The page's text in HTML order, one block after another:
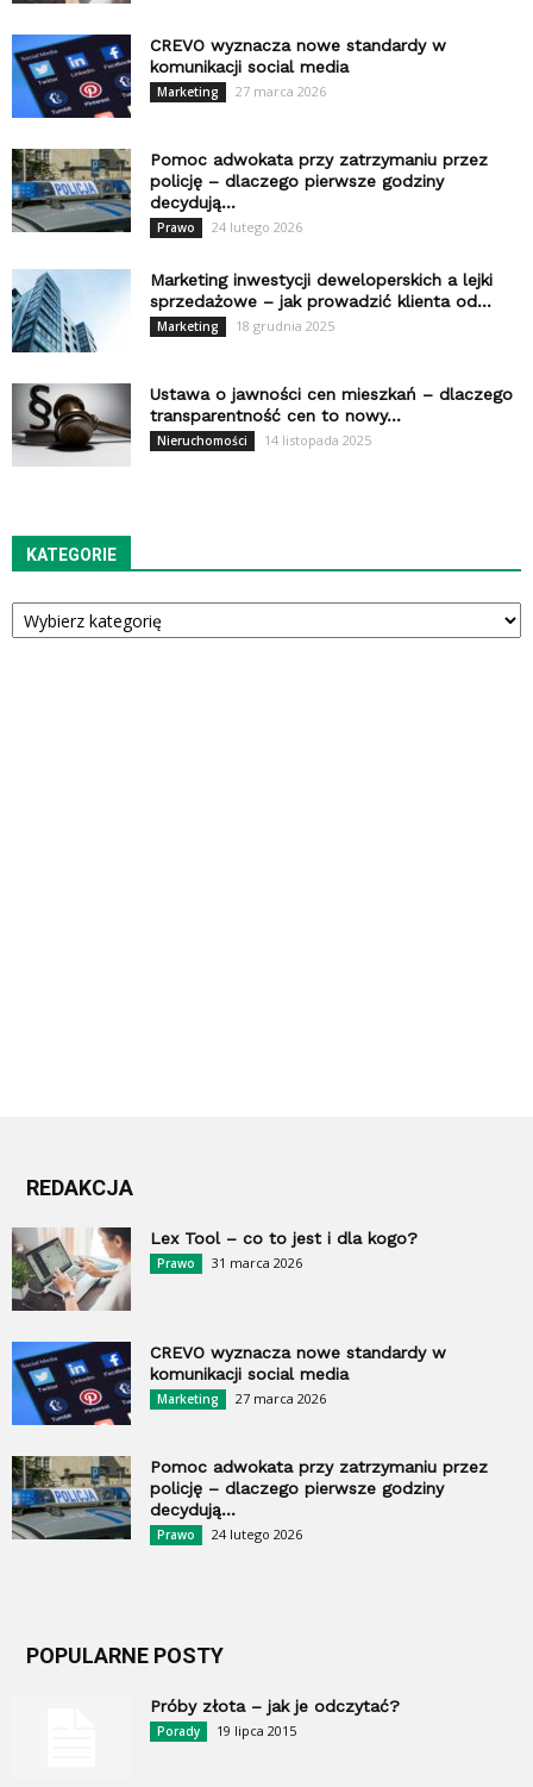
CREVO wyznacza nowe standardy w
komunikacji social media
Marketing 27 marca 2026
Pomoc adwokata przy zatrzymaniu przez
policję – dlaczego pierwsze godziny
decydują...
Prawo 24 lutego 2026
Marketing inwestycji deweloperskich a lejki
sprzedażowe – jak prowadzić klienta od...
Marketing 18 grudnia 2025
Ustawa o jawności cen mieszkań – dlaczego
transparentność cen to nowy...
Nieruchomości 14 listopada 2025
KATEGORIE
Kategorie
REDAKCJA
Lex Tool – co to jest i dla kogo?
Prawo 31 marca 2026
CREVO wyznacza nowe standardy w
komunikacji social media
Marketing 27 marca 2026
Pomoc adwokata przy zatrzymaniu przez
policję – dlaczego pierwsze godziny
decydują...
Prawo 24 lutego 2026
POPULARNE POSTY
Próby złota – jak je odczytać?
Porady 19 lipca 2015